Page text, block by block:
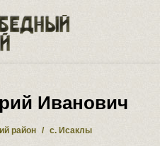
Иванович
район / с. Исаклы